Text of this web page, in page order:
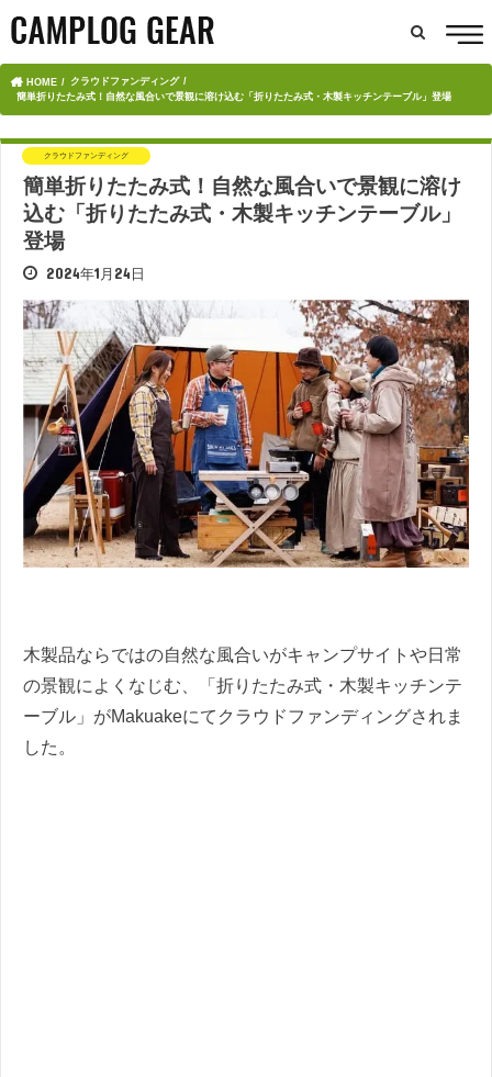
HOME
クラウドファンディング
簡単折りたたみ式！自然な風合いで景観に溶け込む「折りたたみ式・木製キッチンテーブル」登場
クラウドファンディング
簡単折りたたみ式！自然な風合いで景観に溶け
込む「折りたたみ式・木製キッチンテーブル」
登場
2024年1月24日
木製品ならではの自然な風合いがキャンプサイトや日常
の景観によくなじむ、「折りたたみ式・木製キッチンテ
ーブル」がMakuakeにてクラウドファンディングされま
した。